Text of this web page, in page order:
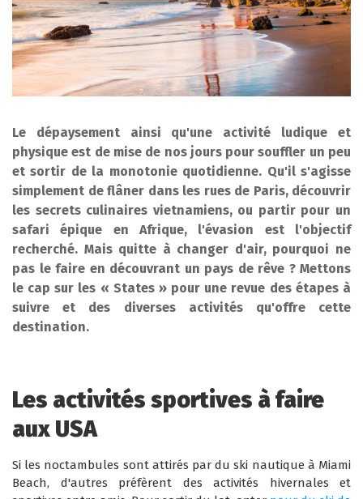
Le dépaysement ainsi qu'une activité ludique et
physique est de mise de nos jours pour souffler un peu
et sortir de la monotonie quotidienne. Qu'il s'agisse
simplement de flâner dans les rues de Paris, découvrir
les secrets culinaires vietnamiens, ou partir pour un
safari épique en Afrique, l'évasion est l'objectif
recherché. Mais quitte à changer d'air, pourquoi ne
pas le faire en découvrant un pays de rêve ? Mettons
le cap sur les « States » pour une revue des étapes à
suivre et des diverses activités qu'offre cette
destination.
Les activités sportives à faire
aux USA
Si les noctambules sont attirés par du ski nautique à Miami
Beach, d'autres préfèrent des activités hivernales et